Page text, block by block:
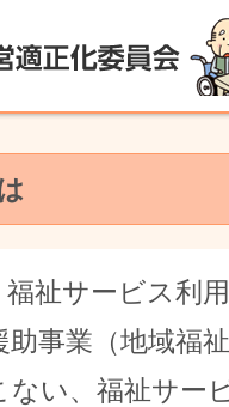
祉サービス利
事業（地域福
ない、福祉サー